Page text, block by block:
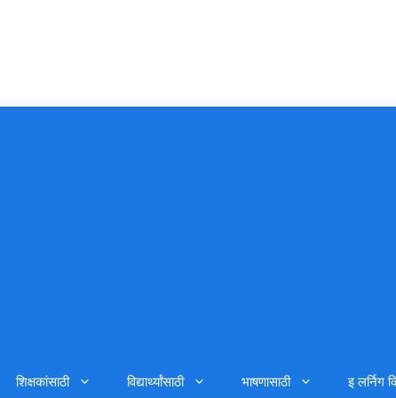
शिक्षकांसाठी विद्यार्थ्यांसाठी भाषणासाठी इ लर्निग